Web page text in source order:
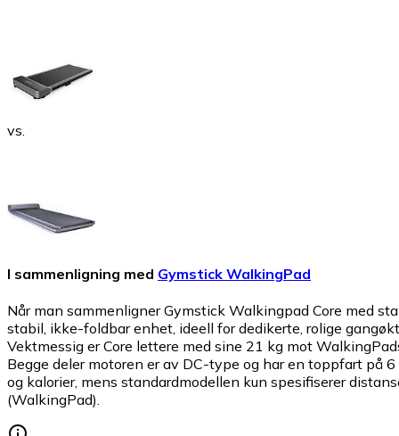
vs.
I sammenligning med Gymstick WalkingPad
Når man sammenligner Gymstick Walkingpad Core med
stabil, ikke-foldbar enhet, ideell for dedikerte, rolige
Vektmessig er Core lettere med sine 21 kg mot
Begge deler motoren er av DC-type og har en toppfart på
og kalorier, mens standardmodellen kun spesifiserer
(WalkingPad).